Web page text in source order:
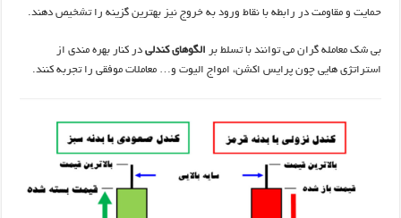
حمایت و مقاومت در رابطه با نقاط ورود به خروج نیز بهترین گزینه را تشخیص دهند.
بی شک معامله گران می توانند با تسلط بر الگوهای کندلی در کنار بهره مندی از
استراتژی هایی چون پرایس اکشن، امواج الیوت و… معاملات موفقی را تجربه کنند.